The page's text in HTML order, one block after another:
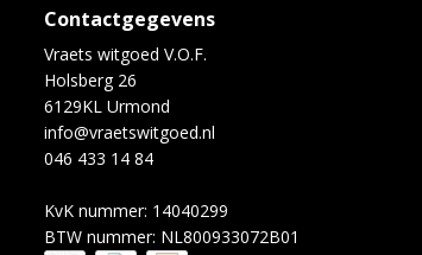
Contactgegevens
Vraets witgoed V.O.F.
Holsberg 26
6129KL Urmond
info@vraetswitgoed.nl
046 433 14 84
KvK nummer: 14040299
BTW nummer: NL800933072B01